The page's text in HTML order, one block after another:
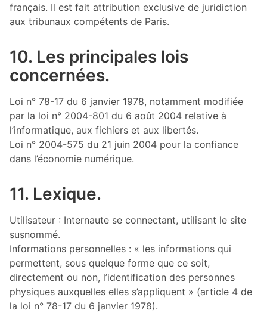
français. Il est fait attribution exclusive de juridiction
aux tribunaux compétents de Paris.
10. Les principales lois
concernées.
Loi n° 78-17 du 6 janvier 1978, notamment modifiée
par la loi n° 2004-801 du 6 août 2004 relative à
l’informatique, aux fichiers et aux libertés.
Loi n° 2004-575 du 21 juin 2004 pour la confiance
dans l’économie numérique.
11. Lexique.
Utilisateur : Internaute se connectant, utilisant le site
susnommé.
Informations personnelles : « les informations qui
permettent, sous quelque forme que ce soit,
directement ou non, l’identification des personnes
physiques auxquelles elles s’appliquent » (article 4 de
la loi n° 78-17 du 6 janvier 1978).